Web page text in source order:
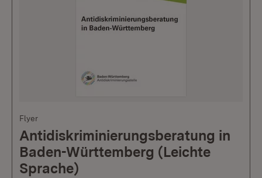
Flyer
Antidiskriminierungsberatung in
Baden-Württemberg (Leichte
Sprache)